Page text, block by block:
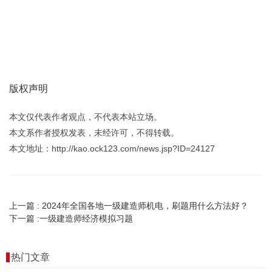
版权声明
本文仅代表作者观点，不代表本站立场。
本文系作者授权发表，未经许可，不得转载。
本文地址：http://kao.ock123.com/news.jsp?ID=24127
上一篇 : 2024年全国各地一级建造师机电，刷题用什么方法好？
下一篇 :一级建造师经济模拟习题
热门文章